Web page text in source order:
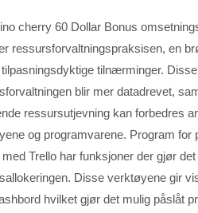
ressursforvaltningspraksisen, en
tilnærminger.
blir mer datadrevet,
ressursutjevning kan forbedres
og programvarene. Program
Trello har funksjoner der gjør
Disse verktøyene gir
hvilket gjør det mulig påslåt